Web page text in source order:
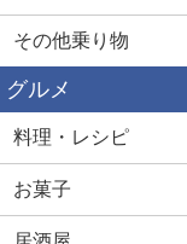
その他乗り物
グルメ
料理・レシピ
お菓子